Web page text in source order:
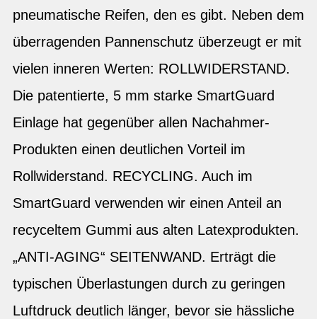
pneumatische Reifen, den es gibt. Neben dem
überragenden Pannenschutz überzeugt er mit
vielen inneren Werten: ROLLWIDERSTAND.
Die patentierte, 5 mm starke SmartGuard
Einlage hat gegenüber allen Nachahmer-
Produkten einen deutlichen Vorteil im
Rollwiderstand. RECYCLING. Auch im
SmartGuard verwenden wir einen Anteil an
recyceltem Gummi aus alten Latexprodukten.
„ANTI-AGING“ SEITENWAND. Erträgt die
typischen Überlastungen durch zu geringen
Luftdruck deutlich länger, bevor sie hässliche